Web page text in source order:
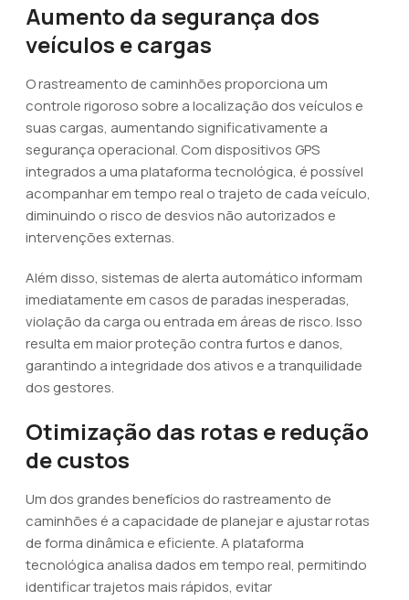
Aumento da segurança dos
veículos e cargas
O rastreamento de caminhões proporciona um
controle rigoroso sobre a localização dos veículos e
suas cargas, aumentando significativamente a
segurança operacional. Com dispositivos GPS
integrados a uma plataforma tecnológica, é possível
acompanhar em tempo real o trajeto de cada veículo,
diminuindo o risco de desvios não autorizados e
intervenções externas.
Além disso, sistemas de alerta automático informam
imediatamente em casos de paradas inesperadas,
violação da carga ou entrada em áreas de risco. Isso
resulta em maior proteção contra furtos e danos,
garantindo a integridade dos ativos e a tranquilidade
dos gestores.
Otimização das rotas e redução
de custos
Um dos grandes benefícios do rastreamento de
caminhões é a capacidade de planejar e ajustar rotas
de forma dinâmica e eficiente. A plataforma
tecnológica analisa dados em tempo real, permitindo
identificar trajetos mais rápidos, evitar